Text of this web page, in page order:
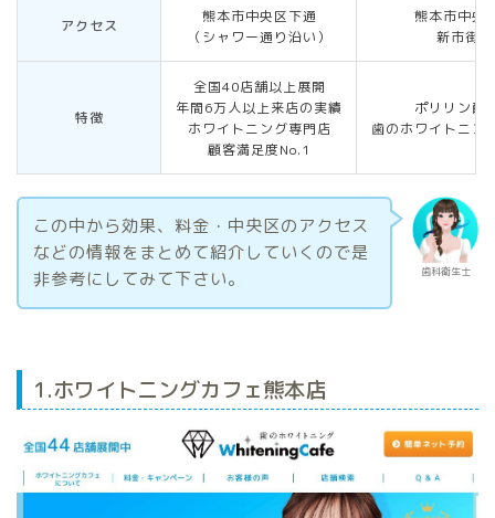
アクセス
熊本市中央区下通
（シャワー通り沿い）
熊本市中央
新市街
特徴
全国40店舗以上展開
年間6万人以上来店の実績
ホワイトニング専門店
顧客満足度No.1
ポリリン酸
歯のホワイトニン
歯科衛生士
この中から効果、料金・中央区のアクセス
などの情報をまとめて紹介していくので是
非参考にしてみて下さい。
1.ホワイトニングカフェ熊本店